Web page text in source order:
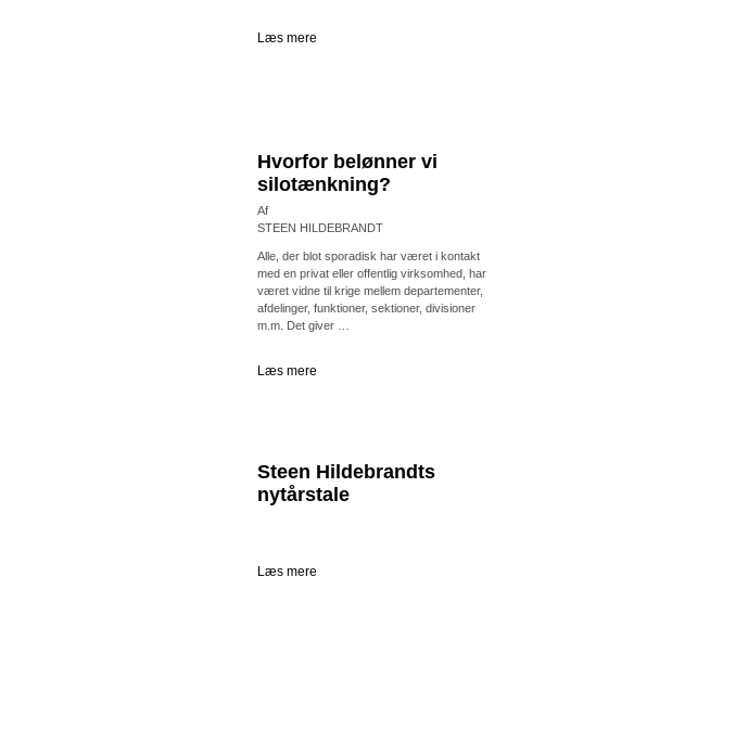
Læs mere
Hvorfor belønner vi
silotænkning?
Af
STEEN HILDEBRANDT
Alle, der blot sporadisk har været i kontakt
med en privat eller offentlig virksomhed, har
været vidne til krige mellem departementer,
afdelinger, funktioner, sektioner, divisioner
m.m. Det giver …
Læs mere
Steen Hildebrandts
nytårstale
Læs mere